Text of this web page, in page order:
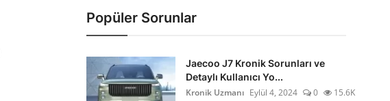
Popüler Sorunlar
Jaecoo J7 Kronik Sorunları ve
Detaylı Kullanıcı Yo...
Kronik Uzmanı Eylül 4, 2024 0 15.6K